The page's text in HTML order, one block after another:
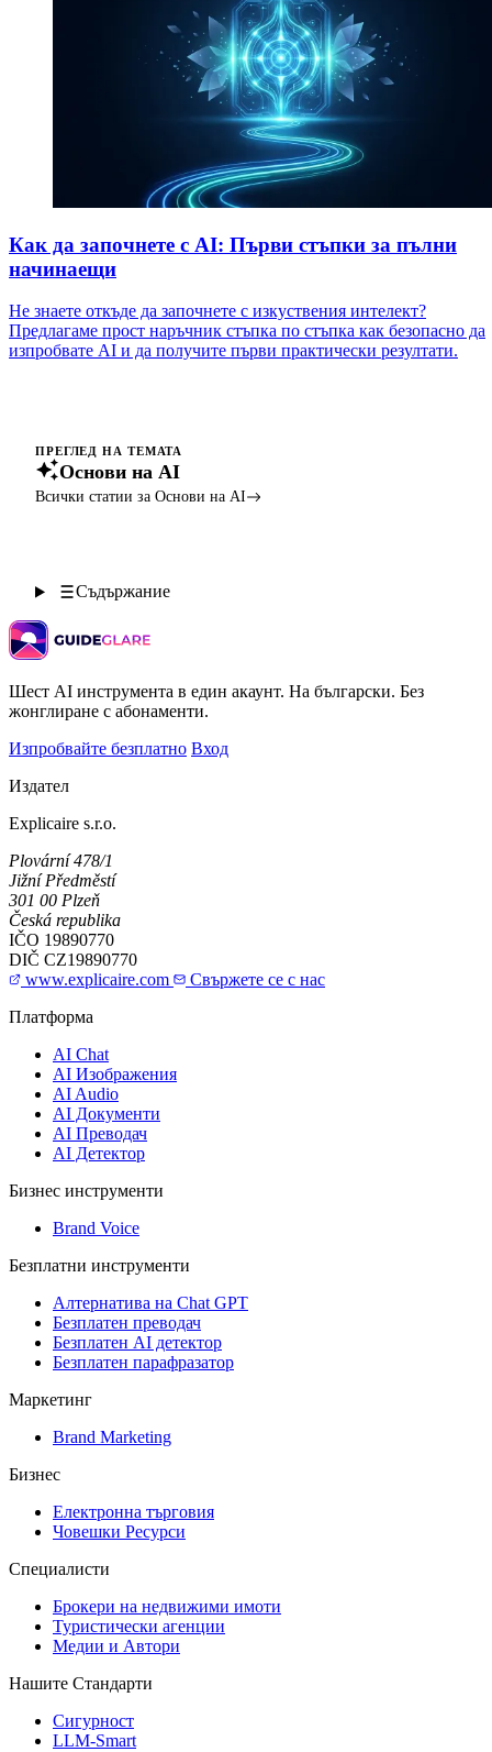
Как да започнете с AI: Първи стъпки за пълни
начинаещи
Не знаете откъде да започнете с изкуствения интелект?
Предлагаме прост наръчник стъпка по стъпка как безопасно да
изпробвате AI и да получите първи практически резултати.
ПРЕГЛЕД НА ТЕМАТА
Основи на AI
Всички статии за Основи на AI
Съдържание
Шест AI инструмента в един акаунт. На български. Без
жонглиране с абонаменти.
Изпробвайте безплатно Вход
Издател
Explicaire s.r.o.
Plovární 478/1
Jižní Předměstí
301 00 Plzeň
Česká republika
IČO 19890770
DIČ CZ19890770
www.explicaire.com
Свържете се с нас
Платформа
AI Chat
AI Изображения
AI Audio
AI Документи
AI Преводач
AI Детектор
Бизнес инструменти
Brand Voice
Безплатни инструменти
Алтернатива на Chat GPT
Безплатен преводач
Безплатен AI детектор
Безплатен парафразатор
Маркетинг
Brand Marketing
Бизнес
Електронна търговия
Човешки Ресурси
Специалисти
Брокери на недвижими имоти
Туристически агенции
Медии и Автори
Нашите Стандарти
Сигурност
LLM-Smart